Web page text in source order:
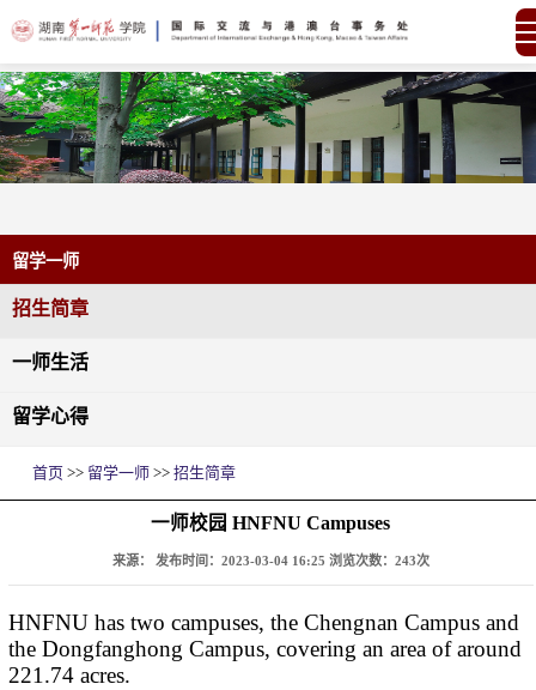
留学一师
招生简章
一师生活
留学心得
首页>> 留学一师>> 招生简章
一师校园 HNFNU Campuses
来源： 发布时间：2023-03-04 16:25 浏览次数： 243次
HNFNUhas two campuses, the Chengnan Campus and
the Dongfanghong Campus, covering an area of around
221.74 acres.